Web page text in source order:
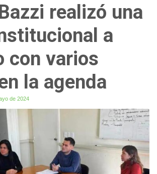
realizó una
a
con varios
la agenda
de 2024